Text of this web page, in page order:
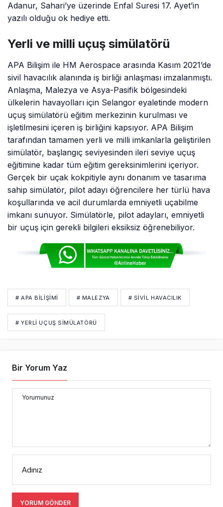
Adanur, Sahari’ye üzerinde Enfal Suresi 17. Ayet’in
yazılı olduğu ok hediye etti.
Yerli ve milli uçuş simülatörü
APA Bilişim ile HM Aerospace arasında Kasım 2021’de
sivil havacılık alanında iş birliği anlaşması imzalanmıştı.
Anlaşma, Malezya ve Asya-Pasifik bölgesindeki
ülkelerin havayolları için Selangor eyaletinde modern
uçuş simülatörü eğitim merkezinin kurulması ve
işletilmesini içeren iş birliğini kapsıyor. APA Bilişim
tarafından tamamen yerli ve milli imkanlarla geliştirilen
simülatör, başlangıç seviyesinden ileri seviye uçuş
eğitimine kadar tüm eğitim gereksinimlerini içeriyor.
Gerçek bir uçak kokpitiyle aynı donanım ve tasarıma
sahip simülatör, pilot adayı öğrencilere her türlü hava
koşullarında ve acil durumlarda emniyetli uçabilme
imkanı sunuyor. Simülatörle, pilot adayları, emniyetli
bir uçuş için gerekli bilgileri eksiksiz öğrenebiliyor.
# APA BILIŞIMI # MALEZYA # SİVİL HAVACILIK
# YERLI UÇUŞ SIMÜLATÖRÜ
Bir Yorum Yaz
Yorumunuz
Adınız
YORUM GÖNDER